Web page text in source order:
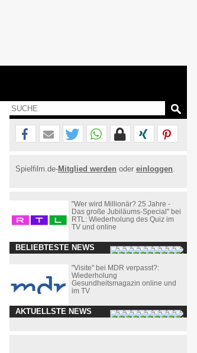
Spielfilm.de-Mitglied werden oder einloggen.
"Wer wird Millionär? 25 Jahre -
Das große Jubiläums-Special" bei
RTL: Wiederholung des Quiz im
TV und online
BELIEBTESTE NEWS
"Visite" bei MDR verpasst?:
Wiederholung
Gesundheitsmagazin online und
im TV
AKTUELLSTE NEWS